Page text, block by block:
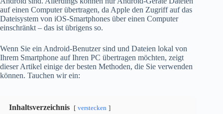
auf einen Computer übertragen, da Apple den Zugriff auf das
Dateisystem von iOS-Smartphones über einen Computer
einschränkt – das ist übrigens so.
Wenn Sie ein Android-Benutzer sind und Dateien lokal von
Ihrem Smartphone auf Ihren PC übertragen möchten, zeigt
dieser Artikel einige der besten Methoden, die Sie verwenden
können. Tauchen wir ein:
Inhaltsverzeichnis verstecken